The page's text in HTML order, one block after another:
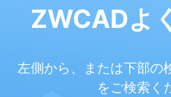
ZWCADよ
左側から、または下部の
をご検索く